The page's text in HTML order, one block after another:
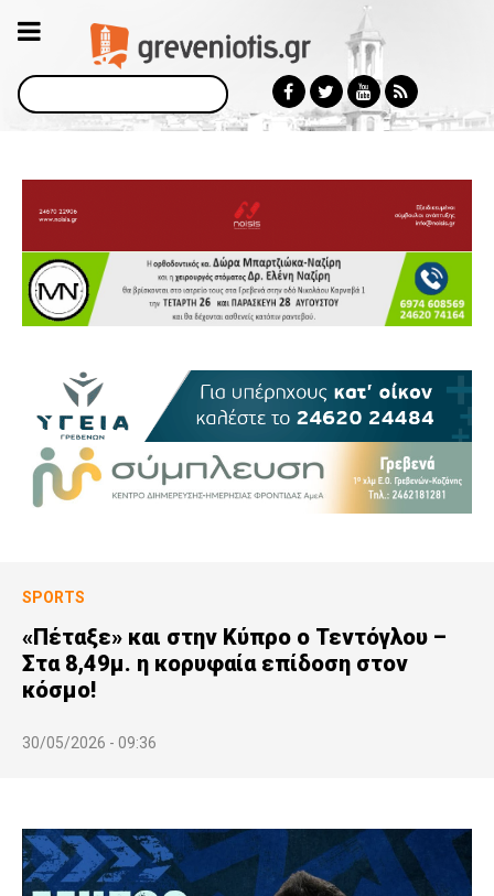
Αναζήτηση
SPORTS
«Πέταξε» και στην Κύπρο ο Τεντόγλου –
Στα 8,49μ. η κορυφαία επίδοση στον
κόσμο!
30/05/2026 - 09:36